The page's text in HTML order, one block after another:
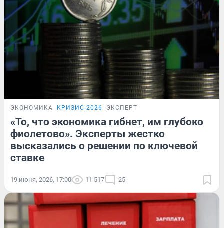
ЭКОНОМИКА КРИЗИС-2026 ЭКСПЕРТ
«То, что экономика гибнет, им глубоко
фиолетово». Эксперты жестко
высказались о решении по ключевой
ставке
19 июня, 2026, 17:00 11 517 25